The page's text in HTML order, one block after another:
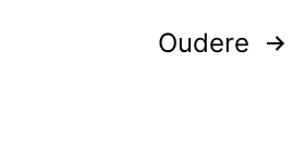
Oudere